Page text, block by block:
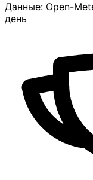
Данные: Open-
день